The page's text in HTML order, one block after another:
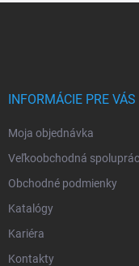
INFORMÁCIE PRE VÁS
Moja objednávka
Veľkoobchodná
Obchodné podmienky
Katalógy
Kariéra
Kontakty